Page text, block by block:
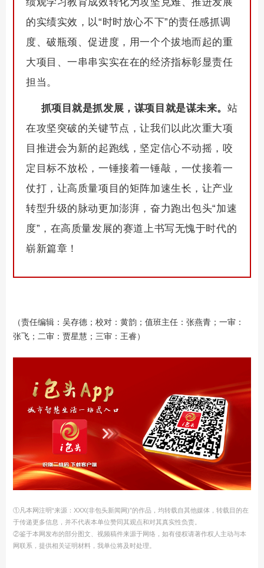
的实绩实效，以“时时放心不下”的责任感抓调
度、破瓶颈、促进度，用一个个拔地而起的重
大项目、一串串实实在在的经济指标彰显责任
担当。
抓项目就是抓发展，谋项目就是谋未来。 站
在攻坚突破的关键节点，让我们以此次重大项
目推进会为新的起跑线，坚定信心不动摇，咬
定目标不放松，一锤接着一锤敲，一仗接着一
仗打，让高质量项目的矩阵加速生长，让产业
转型升级的脉动更加澎湃，奋力跑出包头“加速
度”，在高质量发展的赛道上书写无愧于时代的
崭新篇章！
（责任编辑：吴存德；校对：黄韵；值班主任：张燕青；一审：
张飞；二审：贾星慧；三审：王睿）
①凡本网注明“来源：XXX(非包头新闻网)”的作品，均转载自其他媒体，转载目的在
于传递更多信息，并不代表本单位赞同其观点和对其真实性负责。
②鉴于本网发布的部分图文、视频稿件来源于网络，如有侵权请著作权人主动与本
网联系，提供相关证明材料，我单位将及时处理。